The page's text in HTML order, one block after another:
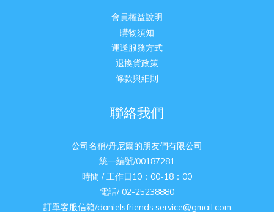
會員權益說明
購物須知
運送服務方式
退換貨政策
條款與細則
聯絡我們
公司名稱/丹尼爾的朋友們有限公司
統一編號/00187281
時間 / 工作日10：00-18：00
電話/ 02-25238880
訂單客服信箱/danielsfriends.service@gmail.com